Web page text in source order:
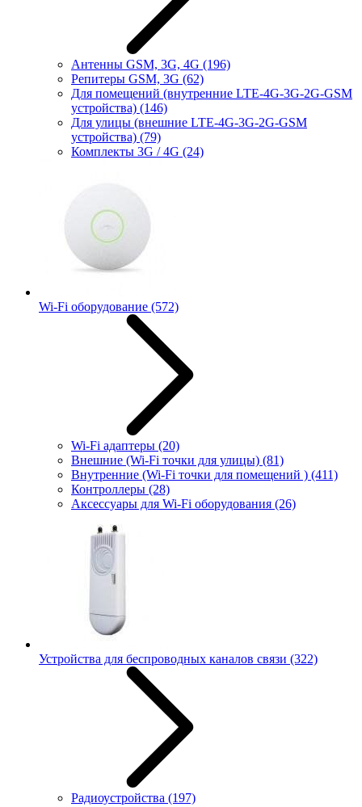
Антенны GSM, 3G, 4G (196)
Репитеры GSM, 3G (62)
Для помещений (внутренние LTE-4G-3G-2G-GSM
устройства) (146)
Для улицы (внешние LTE-4G-3G-2G-GSM
устройства) (79)
Комплекты 3G / 4G (24)
Wi-Fi оборудование (572)
Wi-Fi адаптеры (20)
Внешние (Wi-Fi точки для улицы) (81)
Внутренние (Wi-Fi точки для помещений ) (411)
Контроллеры (28)
Аксессуары для Wi-Fi оборудования (26)
Устройства для беспроводных каналов связи (322)
Радиоустройства (197)